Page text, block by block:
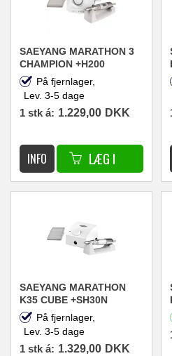
SAEYANG MARATHON 3
CHAMPION +H200
NEGLSEFRÆSER
30.000RPM 45W HVID
På fjernlager,
Lev. 3-5 dage
1 stk á: 1.229,00 DKK
SAEYANG MARATHON
K35 CUBE +SH30N
NEGLEFRÆSER
30.000RPM 45W HVID
På fjernlager,
Lev. 3-5 dage
1 stk á: 1.329,00 DKK